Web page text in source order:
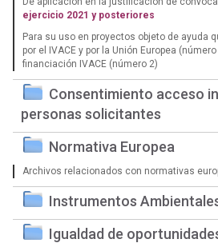
ejercicio 2021 y posteriores
Para su uso en proyectos objeto de ayuda
por el IVACE y por la Unión Europea
financiación IVACE (número 2)
Consentimiento acceso
personas solicitantes
Normativa Europea
Archivos relacionados con normativas
Instrumentos
Igualdad de